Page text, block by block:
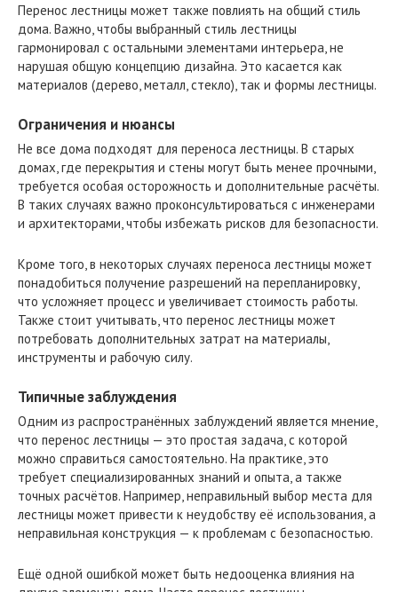
Перенос лестницы может также повлиять на общий стиль
дома. Важно, чтобы выбранный стиль лестницы
гармонировал с остальными элементами интерьера, не
нарушая общую концепцию дизайна. Это касается как
материалов (дерево, металл, стекло), так и формы лестницы.
Ограничения и нюансы
Не все дома подходят для переноса лестницы. В старых
домах, где перекрытия и стены могут быть менее прочными,
требуется особая осторожность и дополнительные расчёты.
В таких случаях важно проконсультироваться с инженерами
и архитекторами, чтобы избежать рисков для безопасности.
Кроме того, в некоторых случаях переноса лестницы может
понадобиться получение разрешений на перепланировку,
что усложняет процесс и увеличивает стоимость работы.
Также стоит учитывать, что перенос лестницы может
потребовать дополнительных затрат на материалы,
инструменты и рабочую силу.
Типичные заблуждения
Одним из распространённых заблуждений является мнение,
что перенос лестницы — это простая задача, с которой
можно справиться самостоятельно. На практике, это
требует специализированных знаний и опыта, а также
точных расчётов. Например, неправильный выбор места для
лестницы может привести к неудобству её использования, а
неправильная конструкция — к проблемам с безопасностью.
Ещё одной ошибкой может быть недооценка влияния на